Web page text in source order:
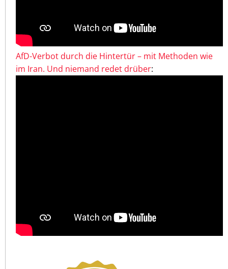
AfD-Verbot durch die Hintertür – mit Methoden wie
im Iran. Und niemand redet drüber: